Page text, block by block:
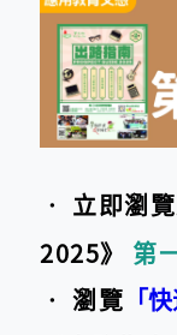
‧ 立即瀏
2025》 第
‧ 瀏覽 「